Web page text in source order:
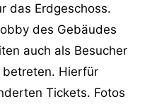
das Erdgeschoss.
des Gebäudes
auch als Besucher
Hierfür
Tickets. Fotos